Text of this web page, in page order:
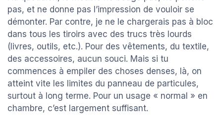
pas, et ne donne pas l’impression de vouloir se
démonter. Par contre, je ne le chargerais pas à bloc
dans tous les tiroirs avec des trucs très lourds
(livres, outils, etc.). Pour des vêtements, du textile,
des accessoires, aucun souci. Mais si tu
commences à empiler des choses denses, là, on
atteint vite les limites du panneau de particules,
surtout à long terme. Pour un usage « normal » en
chambre, c’est largement suffisant.